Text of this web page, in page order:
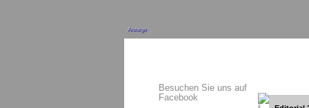
Anzeige
Besuchen Sie uns auf
Facebook